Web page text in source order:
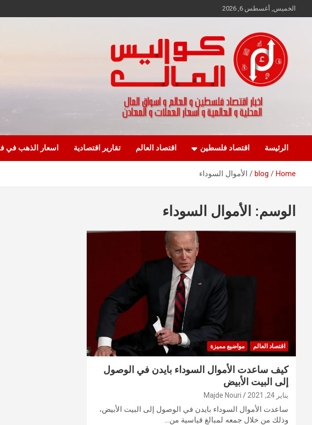
to
الخميس, أغسطس 6, 2026
كواليس المال
الرئيسة اقتصاد فلسطين اقتصاد العالم تقارير اقتصادية اسعار الذهب في
Home
blog الأموال السوداء
الوسم: الأموال السوداء
اقتصاد العالم مواضيع مميزة
كيف ساعدت الأموال السوداء بايدن في الوصول
إلى البيت الأبيض
يناير 24, 2021 Majde Nouri
ساعدت الأموال السوداء بايدن في الوصول إلى البيت الأبيض،
وذلك من خلال جمعه لمبالغ قياسية من…